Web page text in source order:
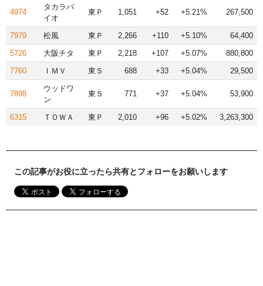
4974
タカラバ
イオ
東Ｐ 1,051 +52 +5.21% 267,500
7979 松風 東Ｐ 2,266 +110 +5.10%
64,400
5726
大阪チタ 東Ｐ 2,218 +107 +5.07%
880,800
7760
ＩＭＶ 東Ｓ 688 +33 +5.04% 29,500
7898
ウッドワ
ン
東Ｓ 771 +37 +5.04% 53,900
6315 ＴＯＷＡ 東Ｐ 2,010 +96 +5.02% 3,263,300
この記事がお役に立ったら共有とフォローをお願いします